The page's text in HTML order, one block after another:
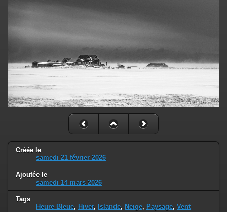
Créée le
samedi 21 février 2026
Ajoutée le
samedi 14 mars 2026
Tags
Heure Bleue, Hiver, Islande, Neige, Paysage, Vent